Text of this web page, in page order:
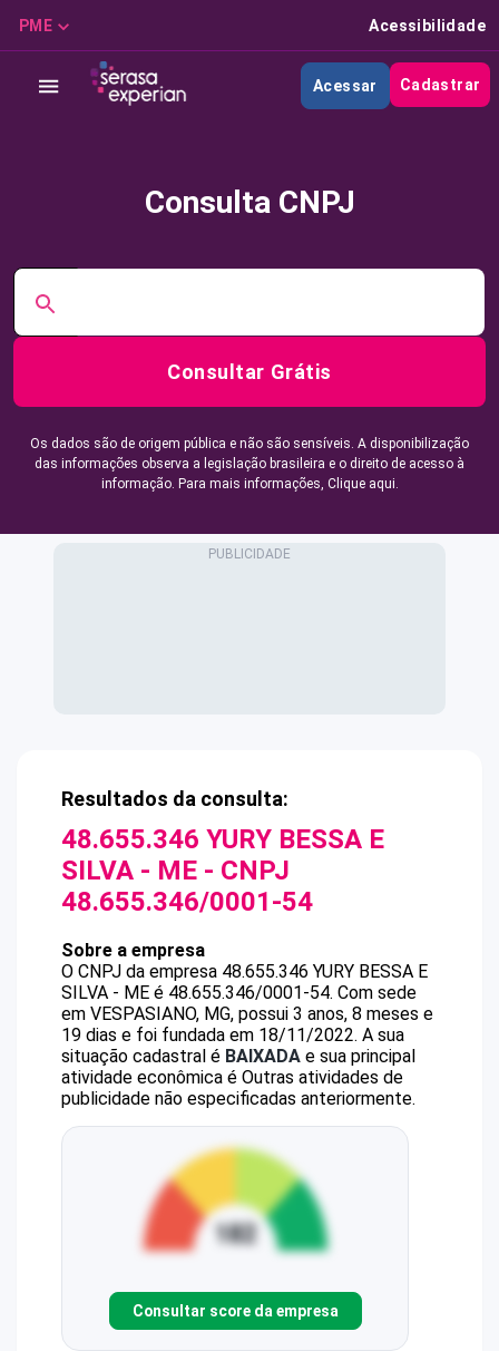
PME Acessibilidade
Acessar Cadastrar
Consulta CNPJ
Consultar Grátis
Os dados são de origem pública e não são sensíveis. A disponibilização
das informações observa a legislação brasileira e o direito de acesso à
informação. Para mais informações, Clique aqui.
Resultados da consulta:
48.655.346 YURY BESSA E
SILVA - ME - CNPJ
48.655.346/0001-54
Sobre a empresa
O CNPJ da empresa 48.655.346 YURY BESSA E
SILVA - ME é 48.655.346/0001-54. Com sede
em VESPASIANO, MG, possui 3 anos, 8 meses e
19 dias e foi fundada em 18/11/2022. A sua
situação cadastral é BAIXADA e sua principal
atividade econômica é Outras atividades de
publicidade não especificadas anteriormente.
Consultar score da empresa